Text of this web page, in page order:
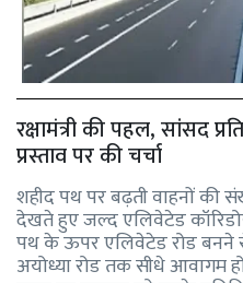
रक्षामंत्री की पहल, सांसद
प्रस्ताव पर की चर्चा
शहीद पथ पर बढ़ती वाहनों की
देखते हुए जल्द एलिवेटेड
पथ के ऊपर एलिवेटेड रोड बनने
अयोध्या रोड तक सीधे आवागम